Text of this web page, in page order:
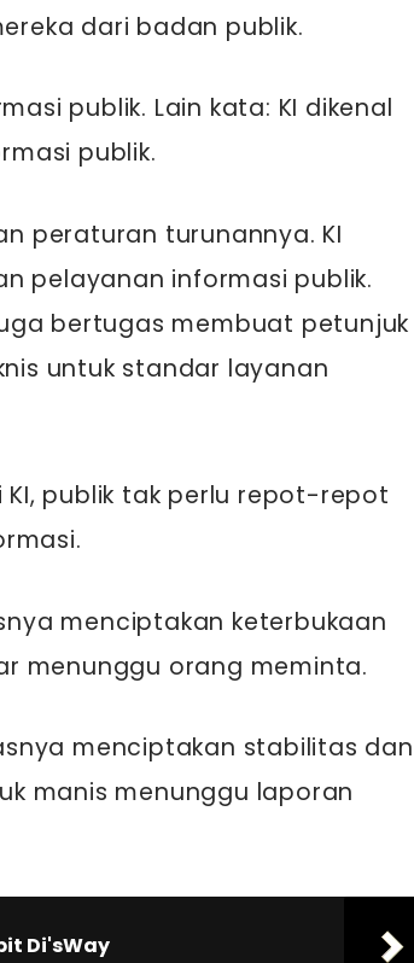
dari badan publik.
publik. Lain kata: KI dikenal
publik.
peraturan turunannya. KI
pelayanan informasi publik.
bertugas membuat petunjuk
untuk standar layanan
publik tak perlu repot-repot
menciptakan keterbukaan
menunggu orang meminta.
menciptakan stabilitas dan
manis menunggu laporan
Di'sWay